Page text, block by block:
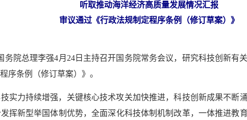
听取推动海洋经济高质量发展情况汇报
审议通过《行政法规制定程序条例（修订草案）》
院总理李强4月24日主持召开国务院常务会议，研究科技创新有
序条例（修订草案）》。
实力持续增强，关键核心技术攻关加快推进，科技创新成果不断
挥新型举国体制优势，全面深化科技体制机制改革，一体推进教